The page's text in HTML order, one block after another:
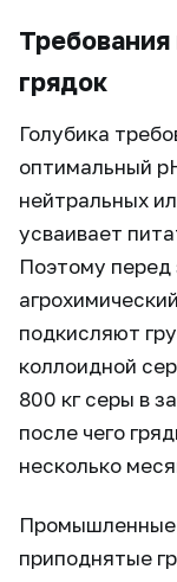
Требования
грядок
Голубика
оптимальный
нейтральных
усваивает
Поэтому перед
подкисляют
коллоидной
800 кг серы в
после чего
несколько
Промышленные
приподнятые